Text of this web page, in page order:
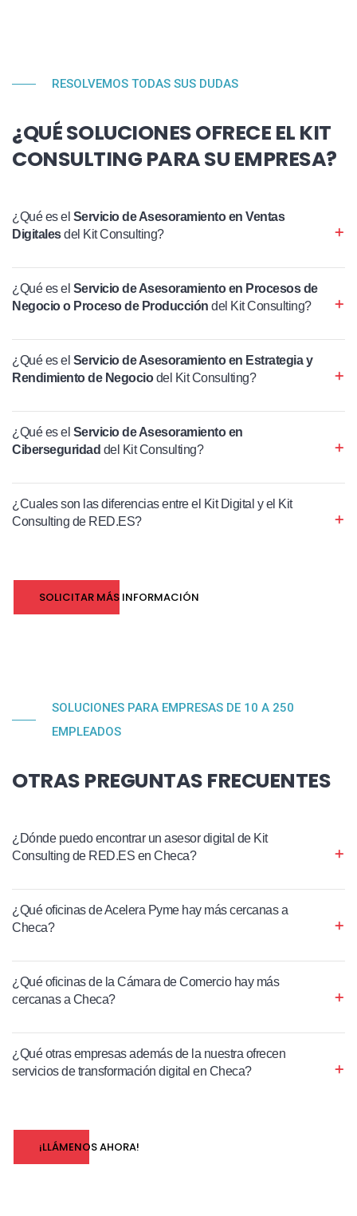
RESOLVEMOS TODAS SUS DUDAS
¿QUÉ SOLUCIONES OFRECE EL KIT
CONSULTING PARA SU EMPRESA?
¿Qué es el Servicio de Asesoramiento en Ventas
Digitalesdel Kit Consulting?
¿Qué es el Servicio de Asesoramiento en Procesos de
Negocio o Proceso de Producción del Kit Consulting?
¿Qué es el Servicio de Asesoramiento en Estrategia y
Rendimiento de Negociodel Kit Consulting?
¿Qué es el Servicio de Asesoramiento en
Ciberseguridad del Kit Consulting?
¿Cuales son las diferencias entre el Kit Digital y el Kit
Consulting de RED.ES?
SOLICITAR MÁS INFORMACIÓN
SOLUCIONES PARA EMPRESAS DE 10 A 250
EMPLEADOS
OTRAS PREGUNTAS FRECUENTES
¿Dónde puedo encontrar un asesor digital de Kit
Consulting de RED.ES en Checa?
¿Qué oficinas de Acelera Pyme hay más cercanas a
Checa?
¿Qué oficinas de la Cámara de Comercio hay más
cercanas a Checa?
¿Qué otras empresas además de la nuestra ofrecen
servicios de transformación digital en Checa?
¡LLÁMENOS AHORA!